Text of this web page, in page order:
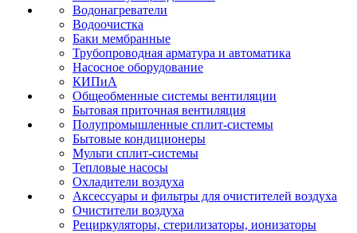
Водонагреватели
Водоочистка
Баки мембранные
Трубопроводная арматура и автоматика
Насосное оборудование
КИПиА
Общеобменные системы вентиляции
Бытовая приточная вентиляция
Полупромышленные сплит-системы
Бытовые кондиционеры
Мульти сплит-системы
Тепловые насосы
Охладители воздуха
Аксессуары и фильтры для очистителей воздуха
Очистители воздуха
Рециркуляторы, стерилизаторы, ионизаторы